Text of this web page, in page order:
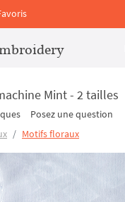
Mint - 2 tailles
Posez une question
Motifs floraux